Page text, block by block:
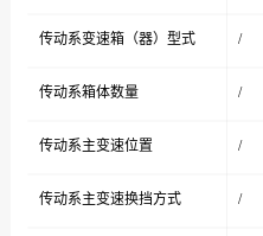
传动系变速箱（器）型式 /
传动系箱体数量 /
传动系主变速位置 /
传动系主变速换挡方式 /